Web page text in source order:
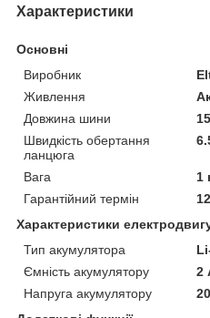
Характеристики
Основні
Виробник
Живлення
Довжина шини
Швидкість обертання
ланцюга
Вага
1
Гарантійний термін
Характеристики
Тип акумулятора
Ємність акумулятору
2
Напруга акумулятору